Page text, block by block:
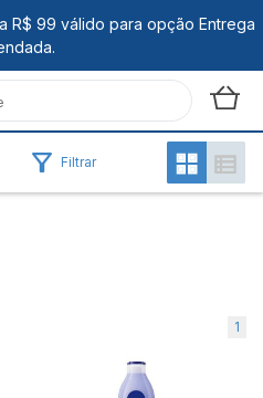
Filtrar
1